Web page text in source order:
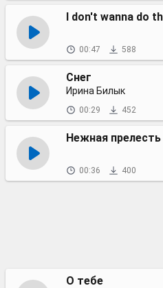
I don't wanna do
00:47 588
Снег
Ирина Билык
00:29 452
Нежная прелесть
00:36 400
О тебе